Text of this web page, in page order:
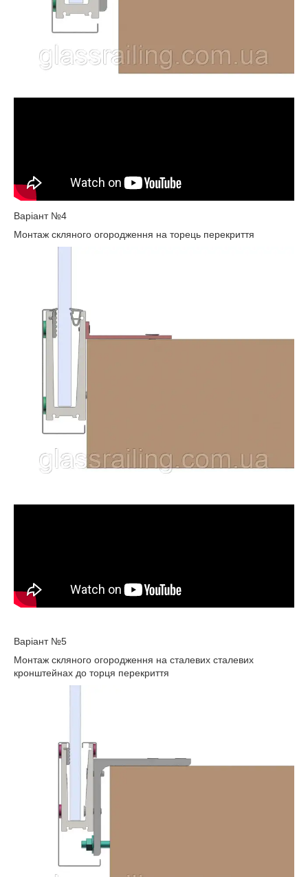
Варіант №4
Монтаж скляного огородження на торець перекриття
Варіант №5
Монтаж скляного огородження на сталевих сталевих
кронштейнах до торця перекриття